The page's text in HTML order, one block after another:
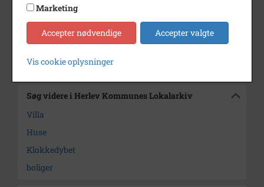
Se på kort
Arkiv
Herlev Kommunes Lokalarkiv
Kontakt arkivet
Søg videre i Herlev Kommunes Lokalarkiv
Villa
Huse
Klokkedybet
boliger
Marketing
Accepter nødvendige Accepter valgte
Vis cookie oplysninger